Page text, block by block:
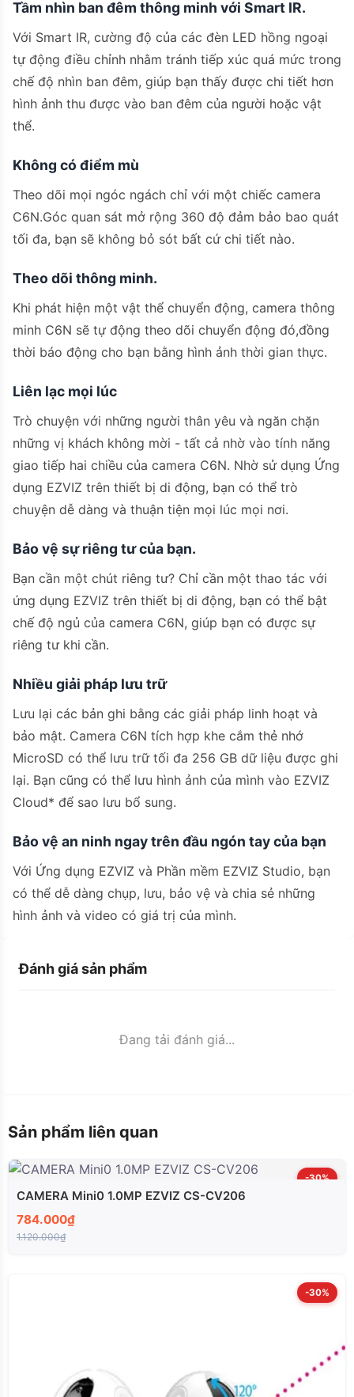
Tầm nhìn ban đêm thông minh với Smart IR.
Với Smart IR, cường độ của các đèn LED hồng ngoại
tự động điều chỉnh nhằm tránh tiếp xúc quá mức trong
chế độ nhìn ban đêm, giúp bạn thấy được chi tiết hơn
hình ảnh thu được vào ban đêm của người hoặc vật
thể.
Không có điểm mù
Theo dõi mọi ngóc ngách chỉ với một chiếc camera
C6N.Góc quan sát mở rộng 360 độ đảm bảo bao quát
tối đa, bạn sẽ không bỏ sót bất cứ chi tiết nào.
Theo dõi thông minh.
Khi phát hiện một vật thể chuyển động, camera thông
minh C6N sẽ tự động theo dõi chuyển động đó,đồng
thời báo động cho bạn bằng hình ảnh thời gian thực.
Liên lạc mọi lúc
Trò chuyện với những người thân yêu và ngăn chặn
những vị khách không mời - tất cả nhờ vào tính năng
giao tiếp hai chiều của camera C6N. Nhờ sử dụng Ứng
dụng EZVIZ trên thiết bị di động, bạn có thể trò
chuyện dễ dàng và thuận tiện mọi lúc mọi nơi.
Bảo vệ sự riêng tư của bạn.
Bạn cần một chút riêng tư? Chỉ cần một thao tác với
ứng dụng EZVIZ trên thiết bị di động, bạn có thể bật
chế độ ngủ của camera C6N, giúp bạn có được sự
riêng tư khi cần.
Nhiều giải pháp lưu trữ
Lưu lại các bản ghi bằng các giải pháp linh hoạt và
bảo mật. Camera C6N tích hợp khe cắm thẻ nhớ
MicroSD có thể lưu trữ tối đa 256 GB dữ liệu được ghi
lại. Bạn cũng có thể lưu hình ảnh của mình vào EZVIZ
Cloud* để sao lưu bổ sung.
Bảo vệ an ninh ngay trên đầu ngón tay của bạn
Với Ứng dụng EZVIZ và Phần mềm EZVIZ Studio, bạn
có thể dễ dàng chụp, lưu, bảo vệ và chia sẻ những
hình ảnh và video có giá trị của mình.
Đánh giá sản phẩm
Đang tải đánh giá...
Sản phẩm liên quan
-30%
CAMERA Mini0 1.0MP EZVIZ CS-CV206
784.000₫
1.120.000₫
-30%